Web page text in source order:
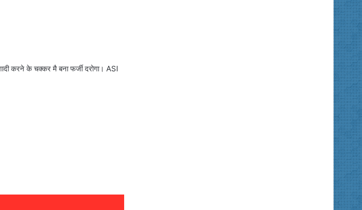
करने के चक्कर मै बना फर्जी दरोगा। ASI